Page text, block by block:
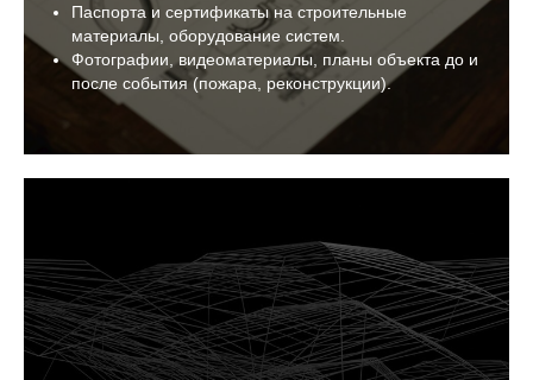
Паспорта и сертификаты на строительные
материалы, оборудование систем.
Фотографии, видеоматериалы, планы объекта до и
после события (пожара, реконструкции).